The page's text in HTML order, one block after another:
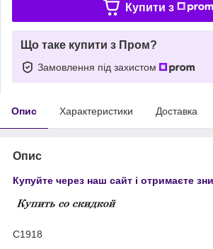
Купити з
Що таке купити з Пром?
Замовлення під захистом
Опис Характеристики Доставка
Опис
Купуйте через наш сайт і отримаєте
С1918